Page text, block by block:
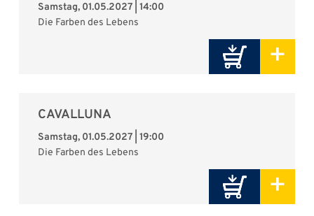
Samstag, 01.05.2027 | 14:00
Die Farben des Lebens
+
CAVALLUNA
Samstag, 01.05.2027 | 19:00
Die Farben des Lebens
+